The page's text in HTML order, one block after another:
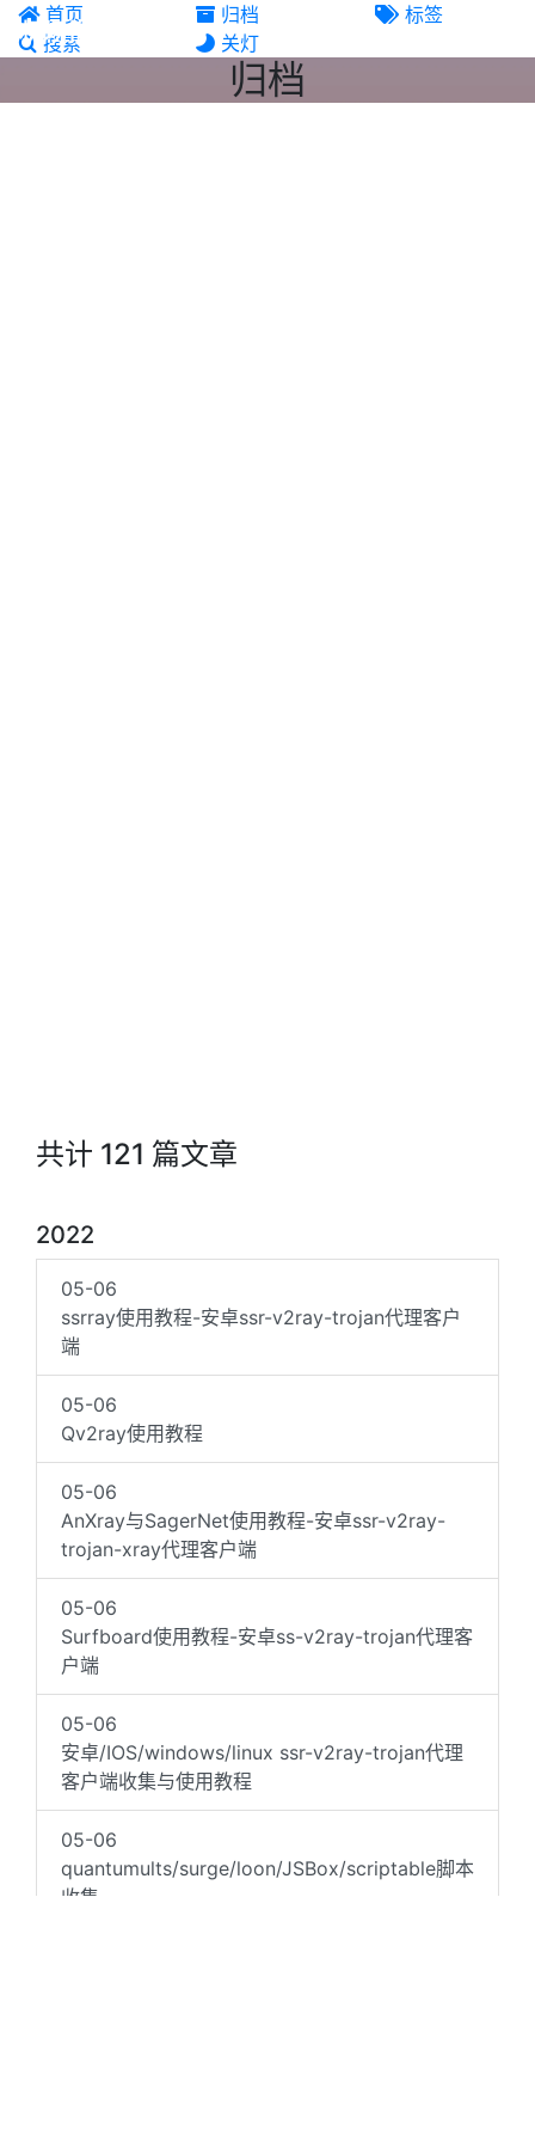
机场推荐
首页 归档
标签
搜索
关灯
归档
共计 121 篇文章
2022
05-06
ssrray使用教程-安卓ssr-v2ray-trojan代理客户
端
05-06
Qv2ray使用教程
05-06
AnXray与SagerNet使用教程-安卓ssr-v2ray-
trojan-xray代理客户端
05-06
Surfboard使用教程-安卓ss-v2ray-trojan代理客
户端
05-06
安卓/IOS/windows/linux ssr-v2ray-trojan代理
客户端收集与使用教程
05-06
quantumults/surge/loon/JSBox/scriptable脚本
收集